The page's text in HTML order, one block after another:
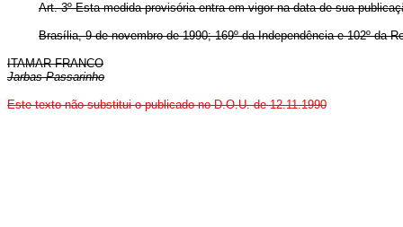
Art. 3º Esta medida provisória entra em vigor na data de sua
Brasília, 9 de novembro de 1990; 169º da Independência e 102º da
ITAMAR FRANCO
Jarbas Passarinho
Este texto não substitui o publicado no D.O.U. de 12.11.1990